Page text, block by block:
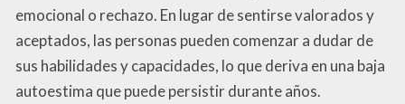
emocional o rechazo. En lugar de sentirse valorados y
aceptados, las personas pueden comenzar a dudar de
sus habilidades y capacidades, lo que deriva en una baja
autoestima que puede persistir durante años.